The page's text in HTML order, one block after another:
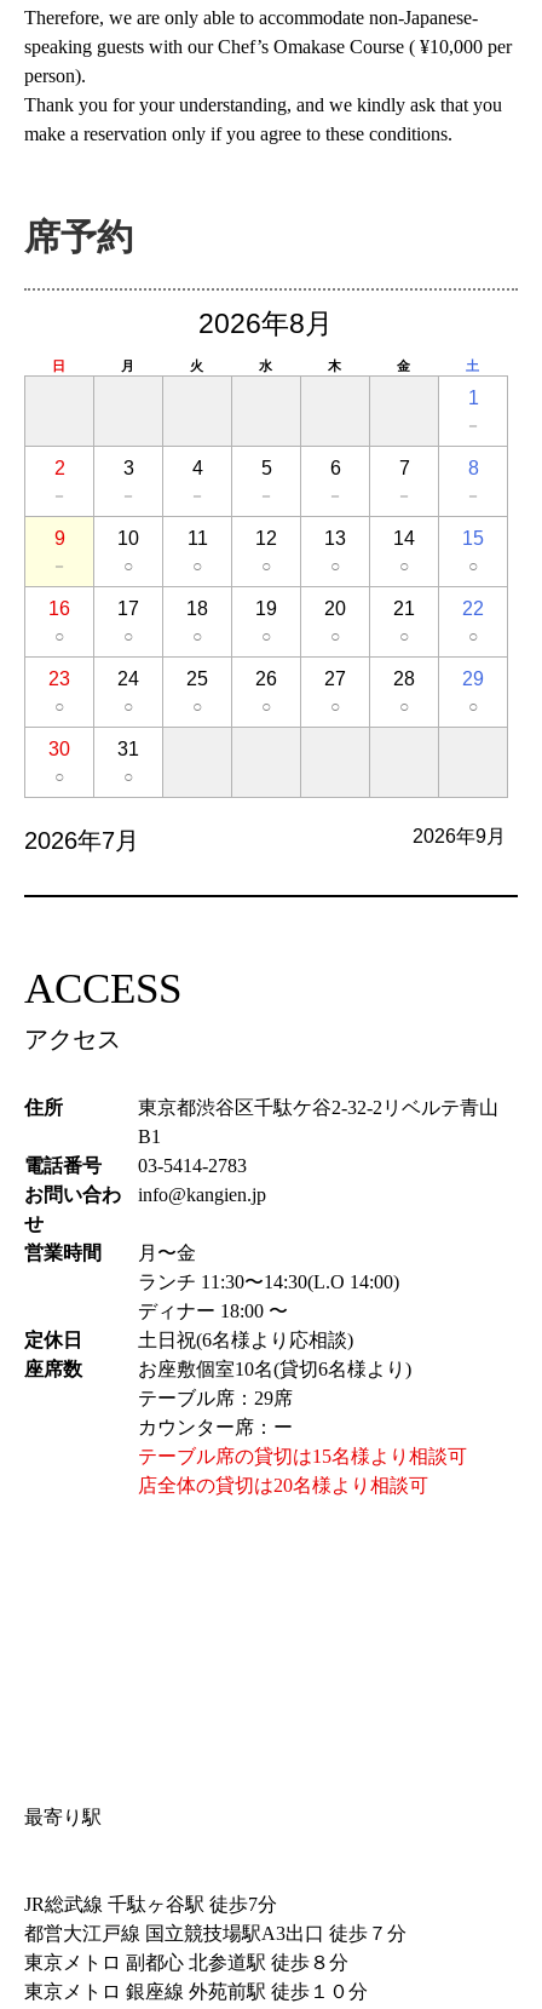
Therefore, we are only able to accommodate non-Japanese-
speaking guests with our Chef’s Omakase Course ( ¥10,000 per
person).
Thank you for your understanding, and we kindly ask that you
make a reservation only if you agree to these conditions.
席予約
2026年8月
日 月 火 水 木 金 土
1
－
2
－
3
－
4
－
5
－
6
－
7
－
8
－
9
－
10
○
11
○
12
○
13
○
14
○
15
○
16
○
17
○
18
○
19
○
20
○
21
○
22
○
23
○
24
○
25
○
26
○
27
○
28
○
29
○
30
○
31
○
2026年7月 2026年9月
ACCESS
アクセス
住所
東京都渋谷区千駄ケ谷2-32-2リベルテ青山
B1
電話番号
03-5414-2783
お問い合わ
せ
info@kangien.jp
営業時間
月〜金
ランチ 11:30〜14:30(L.O 14:00)
ディナー 18:00 〜
定休日
土日祝(6名様より応相談)
座席数
お座敷個室10名(貸切6名様より)
テーブル席：29席
カウンター席：ー
テーブル席の貸切は15名様より相談可
店全体の貸切は20名様より相談可
最寄り駅
JR総武線 千駄ヶ谷駅 徒歩7分
都営大江戸線 国立競技場駅A3出口 徒歩７分
東京メトロ 副都心 北参道駅 徒歩８分
東京メトロ 銀座線 外苑前駅 徒歩１０分